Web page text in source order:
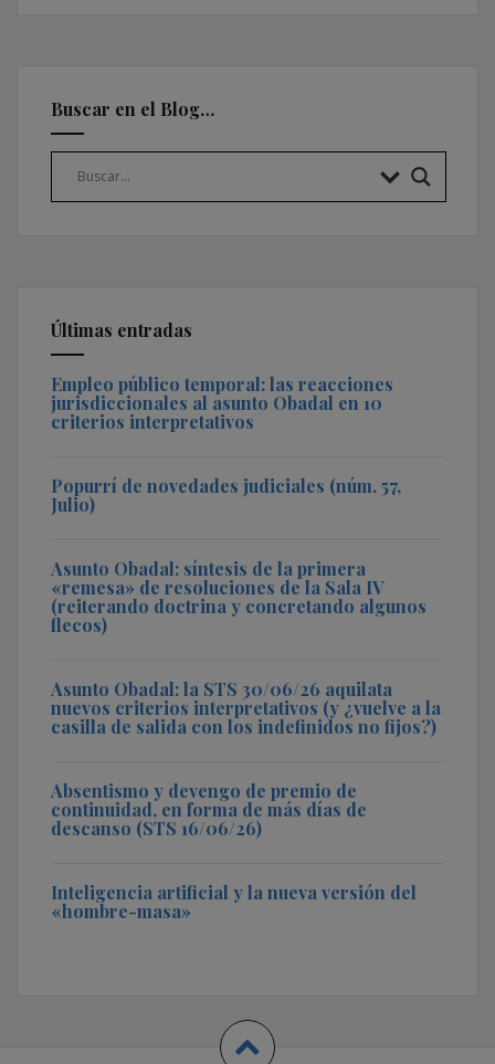
Buscar en el Blog…
Últimas entradas
Empleo público temporal: las reacciones
jurisdiccionales al asunto Obadal en 10
criterios interpretativos
Popurrí de novedades judiciales (núm. 57,
Julio)
Asunto Obadal: síntesis de la primera
«remesa» de resoluciones de la Sala IV
(reiterando doctrina y concretando algunos
flecos)
Asunto Obadal: la STS 30/06/26 aquilata
nuevos criterios interpretativos (y ¿vuelve a la
casilla de salida con los indefinidos no fijos?)
Absentismo y devengo de premio de
continuidad, en forma de más días de
descanso (STS 16/06/26)
Inteligencia artificial y la nueva versión del
«hombre-masa»